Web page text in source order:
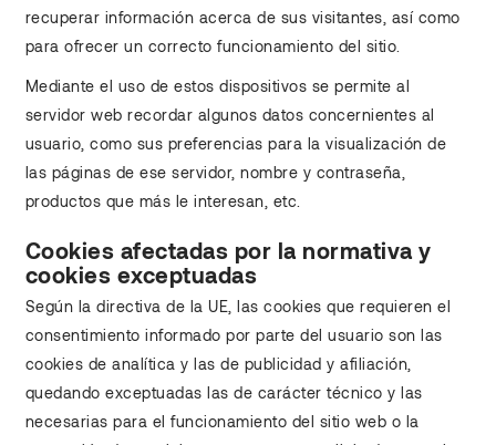
recuperar información acerca de sus visitantes, así como
para ofrecer un correcto funcionamiento del sitio.
Mediante el uso de estos dispositivos se permite al
servidor web recordar algunos datos concernientes al
usuario, como sus preferencias para la visualización de
las páginas de ese servidor, nombre y contraseña,
productos que más le interesan, etc.
Cookies afectadas por la normativa y
cookies exceptuadas
Según la directiva de la UE, las cookies que requieren el
consentimiento informado por parte del usuario son las
cookies de analítica y las de publicidad y afiliación,
quedando exceptuadas las de carácter técnico y las
necesarias para el funcionamiento del sitio web o la